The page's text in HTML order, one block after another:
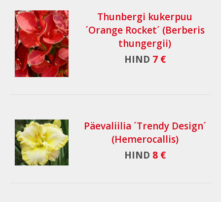
Thunbergi kukerpuu
´Orange Rocket´ (Berberis
thungergii)
HIND 7 €
Päevaliilia ´Trendy Design´
(Hemerocallis)
HIND 8 €